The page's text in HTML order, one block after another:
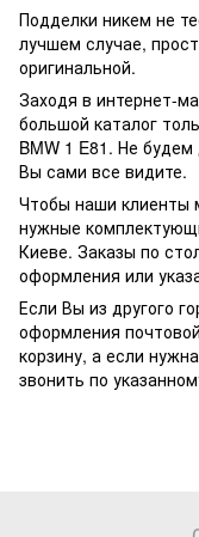
Подделки никем не
лучшем случае,
оригинальной.
Заходя в интернет-
большой каталог
BMW 1 E81. Не будем
Вы сами все видите.
Чтобы наши клиенты
нужные
Киеве. Заказы по
оформления или
Если Вы из другого
оформления
корзину, а если
звонить по